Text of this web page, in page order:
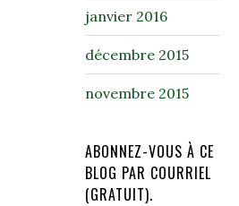
janvier 2016
décembre 2015
novembre 2015
ABONNEZ-VOUS À CE
BLOG PAR COURRIEL
(GRATUIT).